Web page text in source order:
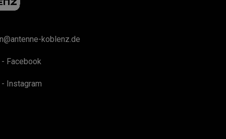
koblenz.de
Facebook
Instagram